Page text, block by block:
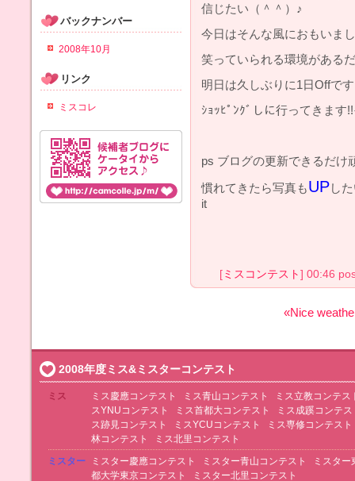
信じたい（＾＾）♪
今日はそんな風におもいま
笑っていられる環境がある
明日は久しぶりに1日Offです
ｼｮｯﾋﾟﾝｸﾞしに行ってきます
ps ブログの更新できるだけ
慣れてきたら写真もUPし
it
[ ミスコンテスト ] 00:46
«Nice
バックナンバー
2008年10月
リンク
ミスコレ
2008年度ミス&ミスターコンテスト
ミス ミス慶應コンテスト ミス青山コンテスト
ミス立教コンテス
スYNUコンテスト
ミス首都大コンテスト
ミス成蹊コンテス
ス跡見コンテスト
ミスYCUコンテスト
ミス専修コンテスト
林コンテスト
ミス北里コンテスト
ミスター
ミスター慶應コンテスト ミスター青山コンテスト
ミスター
都大学東京コンテスト
ミスター北里コンテスト